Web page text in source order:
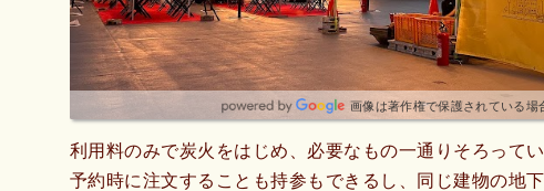
画像は著作権で保護されている場
利用料のみで炭火をはじめ、必要なもの一通りそろって
予約時に注文することも持参もできるし、同じ建物の地